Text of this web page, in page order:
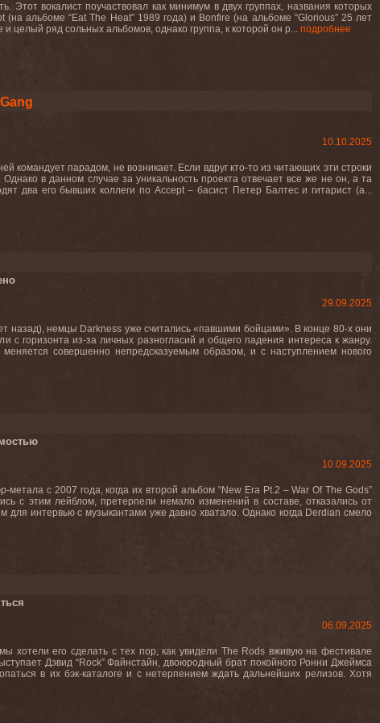
вокалист поучаствовал как минимум в двух группах, названия которых
альбоме “Eat The Heat” 1989 года) и Bonfire (на альбоме “Glorious” 25 лет
целый ряд сольных альбомов, однако группа, к которой он р... подробнее
10.10.2025
командует парадом, не возникает. Если вдруг кто-то из читающих эти строки
в данном случае за уникальность проекта отвечает все же не он, а та
два его бывших коллеги по Accept – басист Петер Балтес и гитарист (а...
29.09.2025
назад), немцы Darkness уже считались «павшими бойцами». В конце 80-х они
с горизонта из-за личных разногласий и общего падения интереса к жанру.
совершенно непредсказуемым образом, и с наступлением нового
10.09.2025
с 2007 года, когда их второй альбом “New Era Pt.2 – War Of The Gods”
с этим лейблом, претерпели немало изменений в составе, отказались от
интервью с музыкантами уже давно хватало. Однако когда Derdian смело
06.09.2025
его сделать с тех пор, как увидели The Rods вживую на фестивале
Дэвид “Rock” Файнстайн, двоюродный брат покойного Ронни Джеймса
в их бэк-каталоге и с нетерпением ждать дальнейших релизов. Хотя